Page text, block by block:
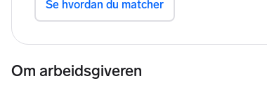
Om arbeidsgiveren